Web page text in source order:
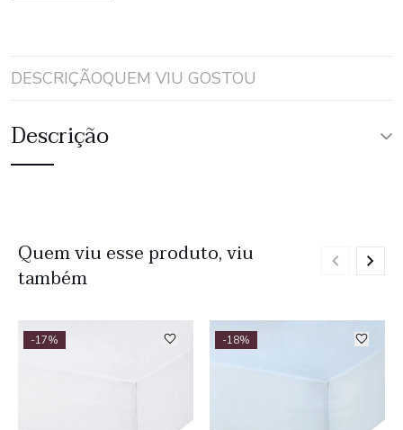
DESCRIÇÃOQUEM VIU GOSTOU
Descrição
Quem viu esse produto, viu
também
-17% -18%